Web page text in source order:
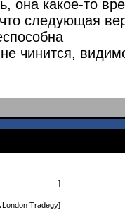
она какое-то
следующая
чинится,
]
London Tradegy]